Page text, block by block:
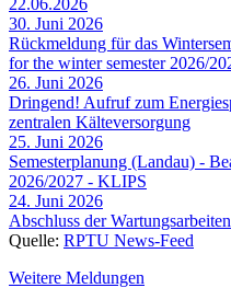
22.06.2026
30. Juni 2026
Rückmeldung für das
for the winter semester 2026/
26. Juni 2026
Dringend! Aufruf zum
zentralen Kälteversorgung
25. Juni 2026
Semesterplanung (Landau) -
2026/2027 - KLIPS
24. Juni 2026
Abschluss der
Quelle: RPTU News-Feed
Weitere Meldungen